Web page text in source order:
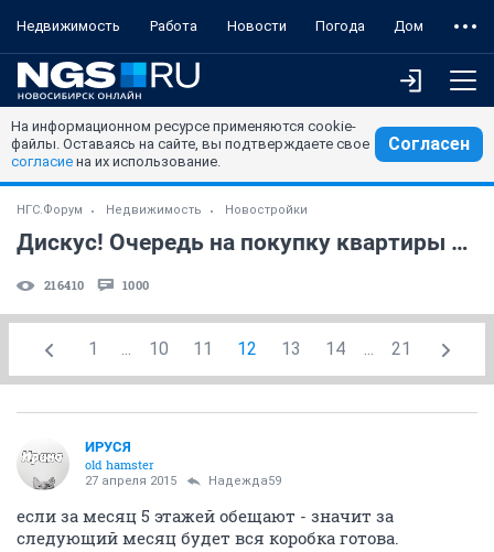
Недвижимость Работа Новости Погода Дом
На информационном ресурсе применяются cookie-
файлы. Оставаясь на сайте, вы подтверждаете свое
согласие на их использование.
Согласен